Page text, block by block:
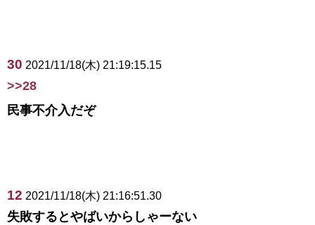
30 2021/11/18(木) 21:19:15.15
>>28
民事不介入だぞ
12 2021/11/18(木) 21:16:51.30
失敗するとやばいからしゃーない